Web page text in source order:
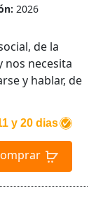
2026
y 20 dias
de la
nos necesita
y hablar, de